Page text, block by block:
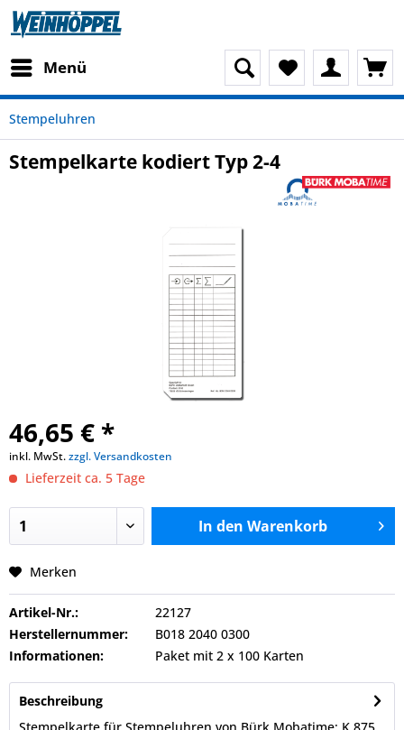
Menü
Stempeluhren
Stempelkarte kodiert Typ 2-4
46,65 € *
inkl. MwSt.zzgl. Versandkosten
Lieferzeit ca. 5 Tage
In den Warenkorb
Merken
Artikel-Nr.:
22127
Herstellernummer:
B018 2040 0300
Informationen:
Paket mit 2 x 100 Karten
Beschreibung